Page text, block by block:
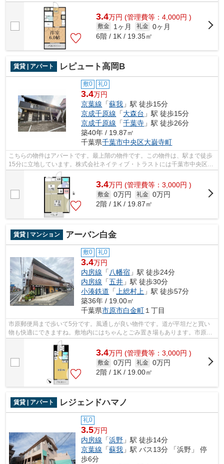
です。ご来店予約やご質問などは043-3...
3.4万円 (管理費等：4,000円 )
敷金 1ヶ月 礼金 0ヶ月
6階 / 1K / 19.35㎡
賃貸 | アパート レピュート高岡B
敷0 礼0
3.4万円
京葉線 「蘇我 」駅 徒歩15分
京成千原線 「大森台 」駅 徒歩15分
京成千原線 「千葉寺 」駅 徒歩26分
築40年 / 19.87㎡
千葉県千葉市中央区大巌寺町
こちらの物件はアパートです。最上階の物件です。この物件は、駅まで徒歩
15分に立地しています。株式会社ネイティブ・トラストには千葉市中央区エ
リアの賃貸情報がございます。お電話0...
3.4万円 (管理費等：3,000円 )
敷金 0万円 礼金 0万円
2階 / 1K / 19.87㎡
賃貸 | マンション アーバン白金
敷0 礼0
3.4万円
内房線 「八幡宿 」駅 徒歩24分
内房線 「五井 」駅 徒歩30分
小湊鉄道 「 上総村上 」駅 徒歩57分
築36年 / 19.00㎡
千葉県市原市白金町 １丁目
市原郵便局まで歩いて5分です。風通しが良い物件です。道が平坦だと買い
物も快適にできますね。敷地内にはちゃんとごみ置き場もあります。市原市
エリアの賃貸情報をお探しなら、地域に...
3.4万円 (管理費等：3,000円 )
敷金 0万円 礼金 0万円
2階 / 1K / 19.00㎡
賃貸 | アパート レジェンドハマノ
礼0
3.5万円
内房線 「浜野 」駅 徒歩14分
京葉線 「蘇我 」駅 バス13分 「浜野」 停
歩6分